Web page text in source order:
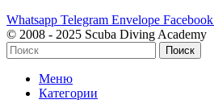
Whatsapp Telegram Envelope Facebook
© 2008 - 2025 Scuba Diving Academy
Поиск
Меню
Категории